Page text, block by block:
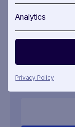
Analytics
Privacy Policy
Getrieben von